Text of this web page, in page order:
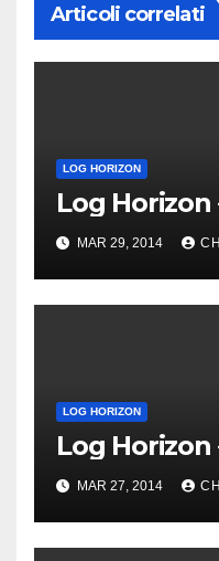
Articoli correlati
LOG HORIZON
Log
MAR 29, 2014
LOG HORIZON
Log Horizon
MAR 27, 2014